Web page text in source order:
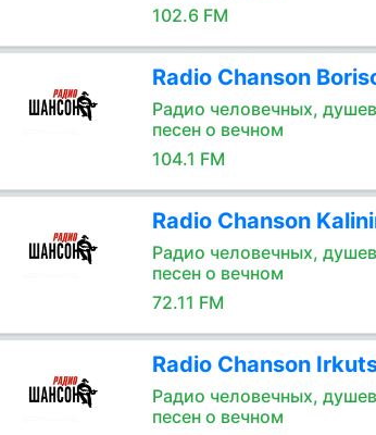
102.6 FM
Radio Chanson
Радио человечных,
песен о вечном
104.1 FM
Radio Chanson
Радио человечных,
песен о вечном
72.11 FM
Radio Chanson
Радио человечных,
песен о вечном